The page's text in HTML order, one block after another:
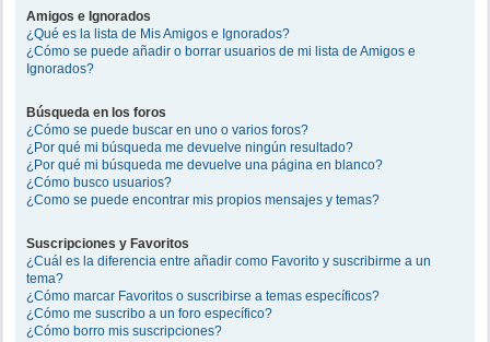
Amigos e Ignorados
¿Qué es la lista de Mis Amigos e Ignorados?
¿Cómo se puede añadir o borrar usuarios de mi lista de Amigos e
Ignorados?
Búsqueda en los foros
¿Cómo se puede buscar en uno o varios foros?
¿Por qué mi búsqueda me devuelve ningún resultado?
¿Por qué mi búsqueda me devuelve una página en blanco?
¿Cómo busco usuarios?
¿Como se puede encontrar mis propios mensajes y temas?
Suscripciones y Favoritos
¿Cuál es la diferencia entre añadir como Favorito y suscribirme a un
tema?
¿Cómo marcar Favoritos o suscribirse a temas específicos?
¿Cómo me suscribo a un foro específico?
¿Cómo borro mis suscripciones?